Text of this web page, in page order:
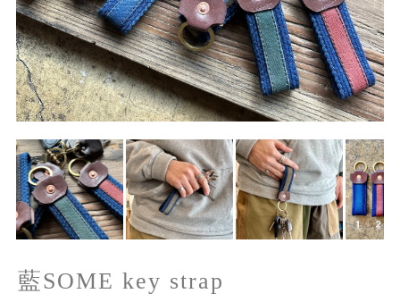
藍SOME key strap